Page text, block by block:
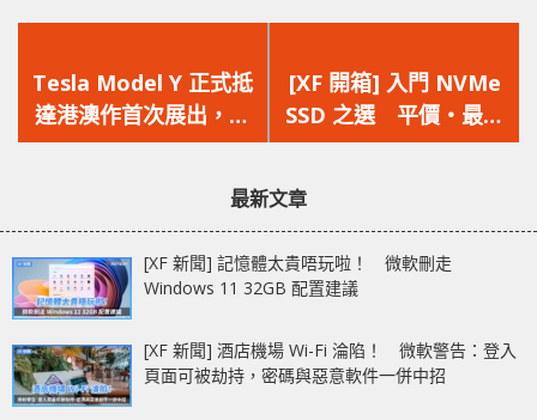
一
篇
文
Tesla Model Y 正式抵
達港澳作首次展出，本
月 2 至 6 號西九龍文化
一
篇
文
[XF 開箱] 入門 NVMe
SSD 之選 平價‧最高
960GB‧2400MB/s
Green SN350 NVMe
最新文章
[XF 新聞] 記憶體太貴唔玩啦！ 微軟刪走
Windows 11 32GB 配置建議
[XF 新聞] 酒店機場 Wi-Fi 淪陷！ 微軟警告：登入
頁面可被劫持，密碼與惡意軟件一併中招